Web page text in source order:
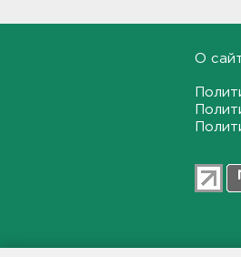
Рыбаков
Ладожского озера у
В Кингисеппе
задержали за кражу
О